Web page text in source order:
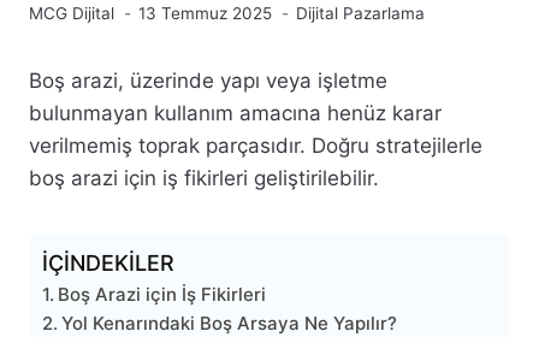
MCG Dijital 13 Temmuz 2025 Dijital Pazarlama
Boş arazi, üzerinde yapı veya işletme
bulunmayan kullanım amacına henüz karar
verilmemiş toprak parçasıdır. Doğru stratejilerle
boş arazi için iş fikirleri geliştirilebilir.
İÇİNDEKİLER
Boş Arazi için İş Fikirleri
Yol Kenarındaki Boş Arsaya Ne Yapılır?